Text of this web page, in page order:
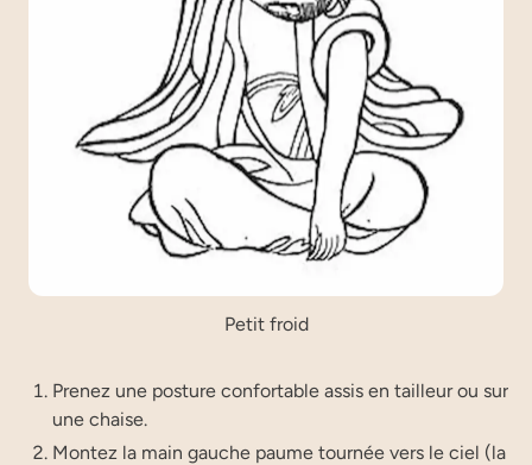
Petit froid
Pre­nez une pos­ture confor­table assis en tailleur ou sur
une chaise.
Mon­tez la main gauche paume tour­née vers le ciel (la